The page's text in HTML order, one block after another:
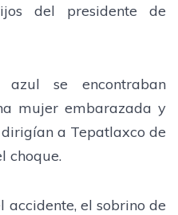
del presidente de
se encontraban
mujer embarazada y
a Tepatlaxco de
choque.
accidente, el sobrino de